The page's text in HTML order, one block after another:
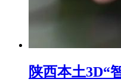
陕西本土3D“